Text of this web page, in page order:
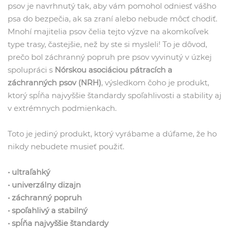
psov je navrhnutý tak, aby vám pomohol odniesť vášho
psa do bezpečia, ak sa zraní alebo nebude môcť chodiť.
Mnohí majitelia psov čelia tejto výzve na akomkoľvek
type trasy, častejšie, než by ste si mysleli! To je dôvod,
prečo bol záchranný popruh pre psov vyvinutý v úzkej
spolupráci s Nórskou asociáciou pátracích a
záchranných psov (NRH), výsledkom čoho je produkt,
ktorý spĺňa najvyššie štandardy spoľahlivosti a stability aj
v extrémnych podmienkach.
Toto je jediný produkt, ktorý vyrábame a dúfame, že ho
nikdy nebudete musieť použiť.
• ultraľahký
• univerzálny dizajn
• záchranný popruh
• spoľahlivý a stabilný
• spĺňa najvyššie štandardy